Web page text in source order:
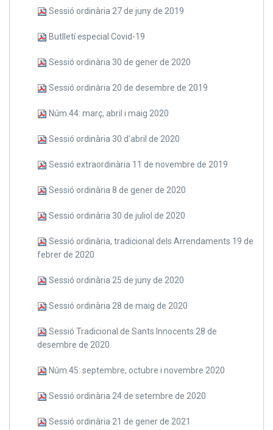
Sessió ordinària 27 de juny de 2019
Butlletí especial Covid-19
Sessió ordinària 30 de gener de 2020
Sessió ordinària 20 de desembre de 2019
Núm.44: març, abril i maig 2020
Sessió ordinària 30 d'abril de 2020
Sessió extraordinària 11 de novembre de 2019
Sessió ordinària 8 de gener de 2020
Sessió ordinària 30 de juliol de 2020
Sessió ordinària, tradicional dels Arrendaments 19 de
febrer de 2020
Sessió ordinària 25 de juny de 2020
Sessió ordinària 28 de maig de 2020
Sessió Tradicional de Sants Innocents 28 de
desembre de 2020
Núm.45: septembre, octubre i novembre 2020
Sessió ordinària 24 de setembre de 2020
Sessió ordinària 21 de gener de 2021